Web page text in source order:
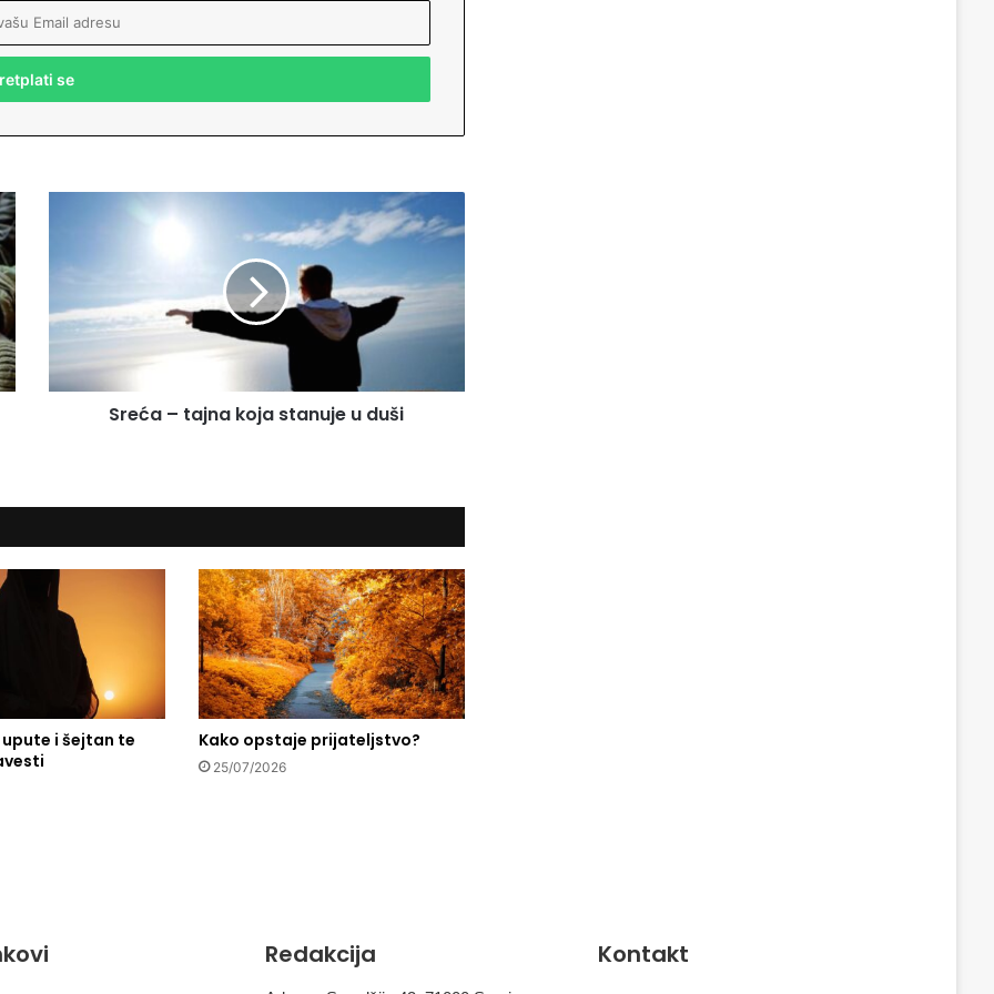
–
j
j
s
a
u
d
Sreća – tajna koja stanuje u duši
upute i šejtan te
Kako opstaje prijateljstvo?
25/07/2026
Redakcija Kontakt